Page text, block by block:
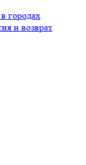
городах
и возврат